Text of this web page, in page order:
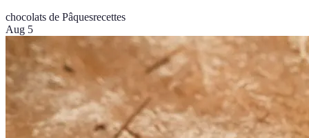
chocolats de Pâquesrecettes
Aug 5